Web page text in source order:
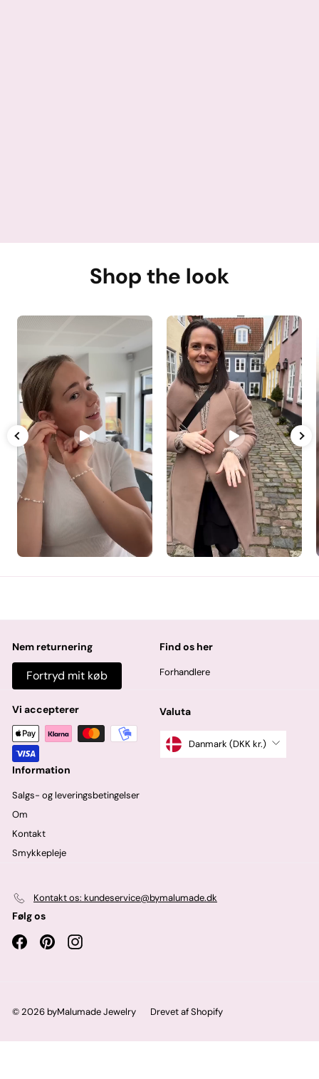
Shop the look
Nem returnering
Fortryd mit køb
Find os her
Forhandlere
Vi accepterer Valuta
Danmark (DKK kr.)
Information
Salgs- og leveringsbetingelser
Om
Kontakt
Smykkepleje
Kontakt os: kundeservice@bymalumade.dk
Følg os
FacebookPinterestInstagram
© 2026 byMalumade Jewelry Drevet af Shopify